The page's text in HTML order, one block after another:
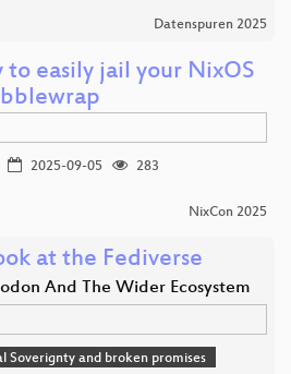
Datenspuren 2025
easily jail your NixOS
2025-09-05
283
NixCon 2025
at the Fediverse
And The Wider Ecosystem
Soverignty and broken promises